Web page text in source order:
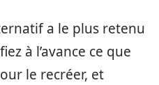
a le plus retenu
à l’avance ce que
le recréer, et